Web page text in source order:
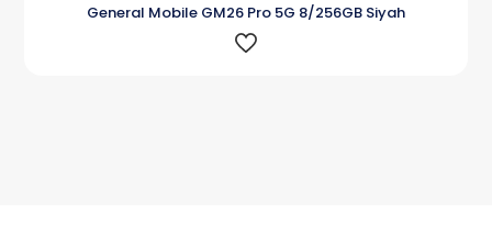
General Mobile GM26 Pro 5G 8/256GB Siyah